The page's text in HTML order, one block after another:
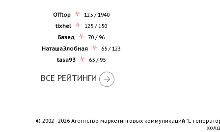
Offtop
125 / 1940
tixhel
125 / 150
Базед
70 / 96
НаташаЗлобная
65 / 123
tasa93
65 / 95
ВСЕ РЕЙТИНГИ
© 2002–2026 Агентство маркетинговых коммуникаций "Е-